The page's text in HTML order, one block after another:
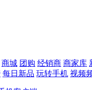
商城 团购 经销商 商家库
每日新品 玩转手机 视频